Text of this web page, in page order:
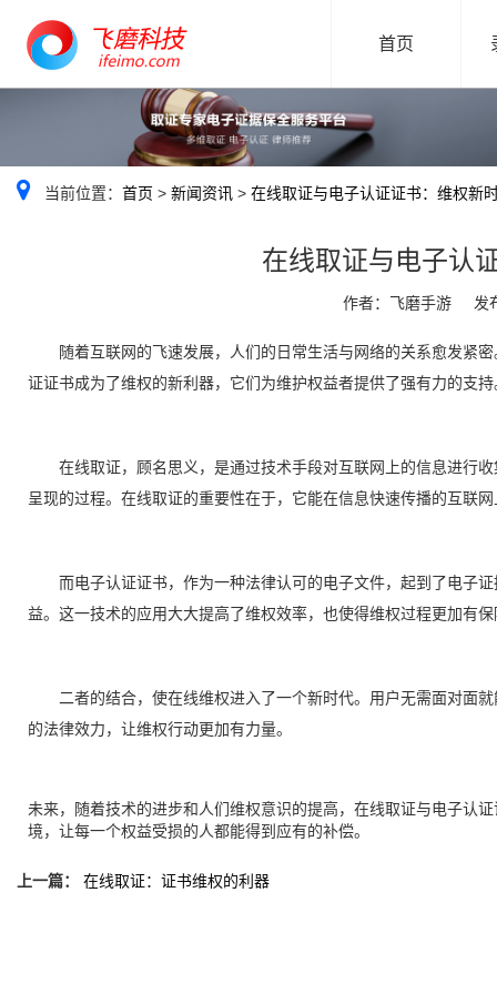
首页
当前位置： 首页 > 新闻资讯 > 在线取证与电子认证证书：维权新
在线取证与电子认
作者：飞磨手游 发
随着互联网的飞速发展，人们的日常生活与网络的关系愈发紧
证证书成为了维权的新利器，它们为维护权益者提供了强有力的支持
在线取证，顾名思义，是通过技术手段对互联网上的信息进行
呈现的过程。在线取证的重要性在于，它能在信息快速传播的互联
而电子认证证书，作为一种法律认可的电子文件，起到了电子
益。这一技术的应用大大提高了维权效率，也使得维权过程更加有保
二者的结合，使在线维权进入了一个新时代。用户无需面对面
的法律效力，让维权行动更加有力量。
未来，随着技术的进步和人们维权意识的提高，在线取证与电子认
境，让每一个权益受损的人都能得到应有的补偿。
上一篇： 在线取证：证书维权的利器